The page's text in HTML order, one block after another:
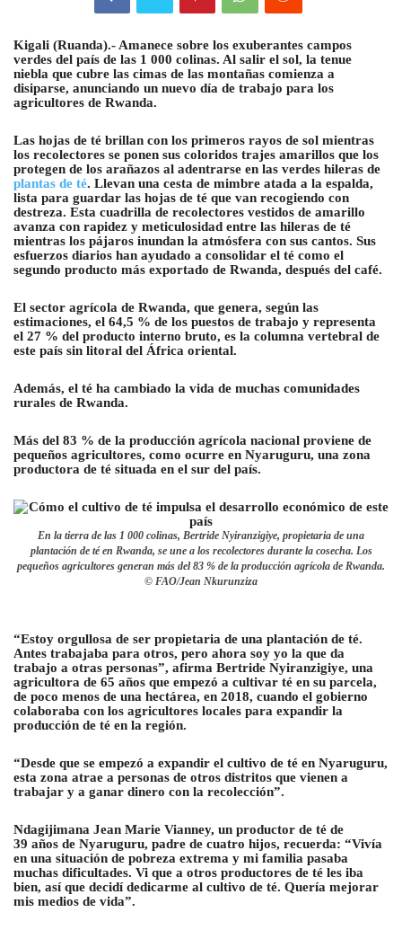
Kigali (Ruanda).- Amanece sobre los exuberantes campos
verdes del país de las 1 000 colinas. Al salir el sol, la tenue
niebla que cubre las cimas de las montañas comienza a
disiparse, anunciando un nuevo día de trabajo para los
agricultores de Rwanda.
Las hojas de té brillan con los primeros rayos de sol mientras
los recolectores se ponen sus coloridos trajes amarillos que los
protegen de los arañazos al adentrarse en las verdes hileras de
plantas de té. Llevan una cesta de mimbre atada a la espalda,
lista para guardar las hojas de té que van recogiendo con
destreza. Esta cuadrilla de recolectores vestidos de amarillo
avanza con rapidez y meticulosidad entre las hileras de té
mientras los pájaros inundan la atmósfera con sus cantos. Sus
esfuerzos diarios han ayudado a consolidar el té como el
segundo producto más exportado de Rwanda, después del café.
El sector agrícola de Rwanda, que genera, según las
estimaciones, el 64,5 % de los puestos de trabajo y representa
el 27 % del producto interno bruto, es la columna vertebral de
este país sin litoral del África oriental.
Además, el té ha cambiado la vida de muchas comunidades
rurales de Rwanda.
Más del 83 % de la producción agrícola nacional proviene de
pequeños agricultores, como ocurre en Nyaruguru, una zona
productora de té situada en el sur del país.
En la tierra de las 1 000 colinas, Bertride Nyiranzigiye, propietaria de una
plantación de té en Rwanda, se une a los recolectores durante la cosecha. Los
pequeños agricultores generan más del 83 % de la producción agrícola de Rwanda.
© FAO/Jean Nkurunziza
“Estoy orgullosa de ser propietaria de una plantación de té.
Antes trabajaba para otros, pero ahora soy yo la que da
trabajo a otras personas”, afirma Bertride Nyiranzigiye, una
agricultora de 65 años que empezó a cultivar té en su parcela,
de poco menos de una hectárea, en 2018, cuando el gobierno
colaboraba con los agricultores locales para expandir la
producción de té en la región.
“Desde que se empezó a expandir el cultivo de té en Nyaruguru,
esta zona atrae a personas de otros distritos que vienen a
trabajar y a ganar dinero con la recolección”.
Ndagijimana Jean Marie Vianney, un productor de té de
39 años de Nyaruguru, padre de cuatro hijos, recuerda: “Vivía
en una situación de pobreza extrema y mi familia pasaba
muchas dificultades. Vi que a otros productores de té les iba
bien, así que decidí dedicarme al cultivo de té. Quería mejorar
mis medios de vida”.